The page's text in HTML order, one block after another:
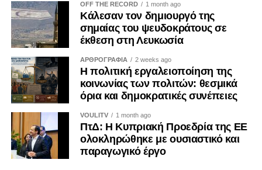
Το Axios καταλήγει ότι ακόμη και Αμερικανοί πρόεδροι με
τους οποίους ο Νετανιάχου είχε συγκρουστεί στο
παρελθόν δεν είχαν εκφραστεί με τόσο ευθείς και
δημόσιους χαρακτηρισμούς εναντίον του.
Για τον Ισραηλινό πρωθυπουργό, ο οποίος οδεύει προς
εκλογές σε τέσσερις μήνες και είχε επενδύσει πολιτικά στη
διατήρηση της πίεσης προς το Ιράν, η συμφωνία που
προώθησε ο Τραμπ αποτελεί ακόμη ένα σοβαρό πλήγμα
από τον σύμμαχο που θεωρείται καθοριστικός για την
ασφάλεια και τη διεθνή επιρροή του Ισραήλ.
OFF THE RECORD 1 month ago
Κάλεσαν τον δημιουργό της
σημαίας του ψευδοκράτους σε
έκθεση στη Λευκωσία
ΑΡΘΡΟΓΡΑΦΙΑ 2 weeks ago
Η πολιτική εργαλειοποίηση της
κοινωνίας των πολιτών: θεσμικά
όρια και δημοκρατικές συνέπειες
VOULITV 1 month ago
ΠτΔ: Η Κυπριακή Προεδρία της ΕΕ
ολοκληρώθηκε με ουσιαστικό και
παραγωγικό έργο